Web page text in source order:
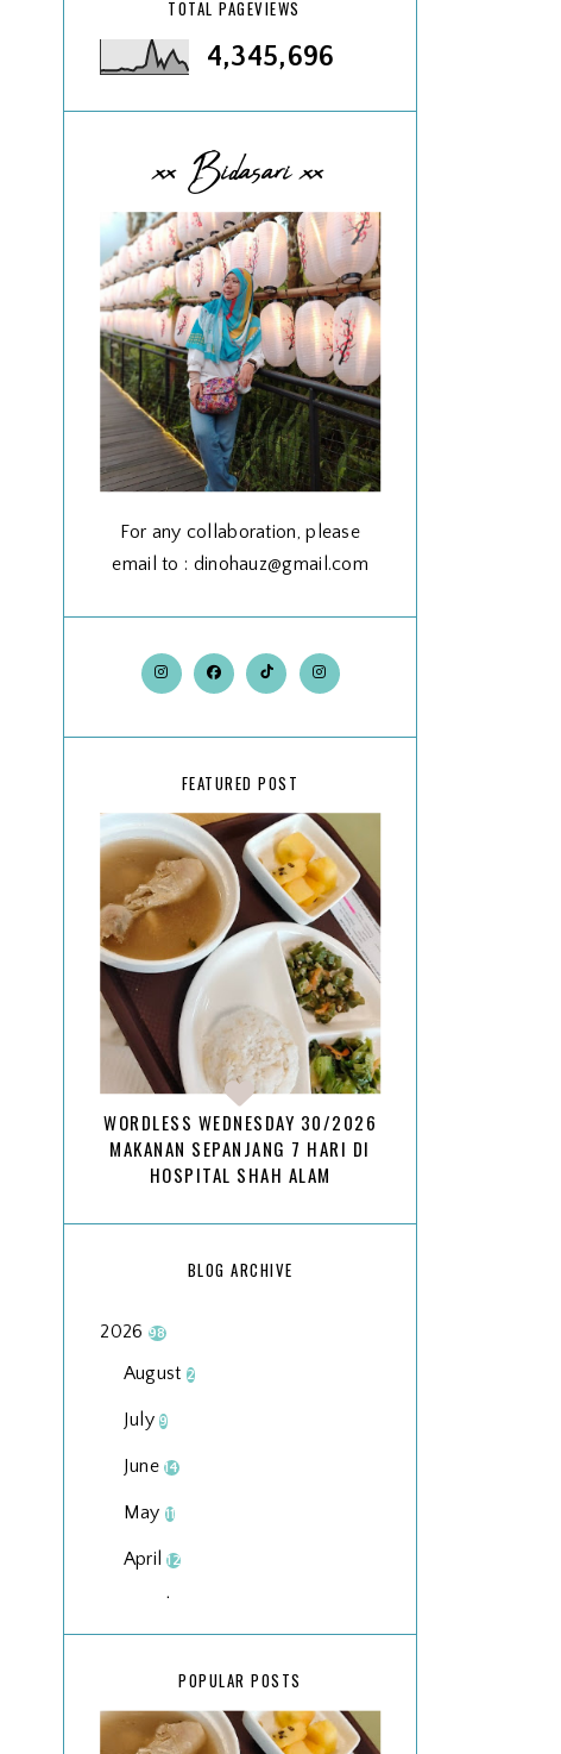
TOTAL PAGEVIEWS
4,345,696
xx Bidasari xx
For any collaboration, please
email to : dinohauz@gmail.com
FEATURED POST
WORDLESS WEDNESDAY 30/2026
MAKANAN SEPANJANG 7 HARI DI
HOSPITAL SHAH ALAM
BLOG ARCHIVE
2026 98
August 2
July9
June14
May 11
April12
March
POPULAR POSTS